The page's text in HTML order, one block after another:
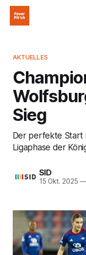
AKTUELLES
Sieg
Der perfekte Start
Ligaphase der
SID
15 Okt. 2025